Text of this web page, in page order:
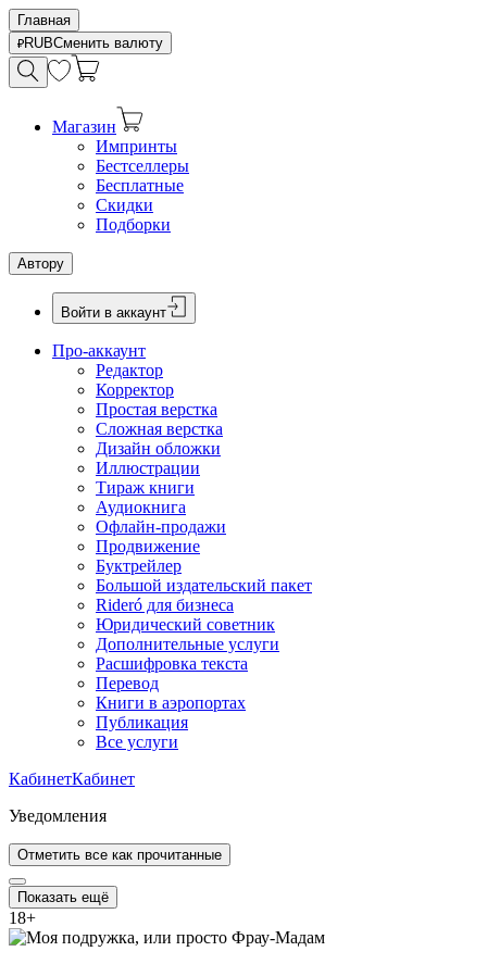
Главная
RUBСменить валюту
Магазин
Импринты
Бестселлеры
Бесплатные
Скидки
Подборки
Автору
Войти в аккаунт
Про-аккаунт
Редактор
Корректор
Простая верстка
Сложная верстка
Дизайн обложки
Иллюстрации
Тираж книги
Аудиокнига
Офлайн-продажи
Продвижение
Буктрейлер
Большой издательский пакет
Rideró для бизнеса
Юридический советник
Дополнительные услуги
Расшифровка текста
Перевод
Книги в аэропортах
Публикация
Все услуги
КабинетКабинет
Уведомления
Отметить все как прочитанные
Показать ещё
18+